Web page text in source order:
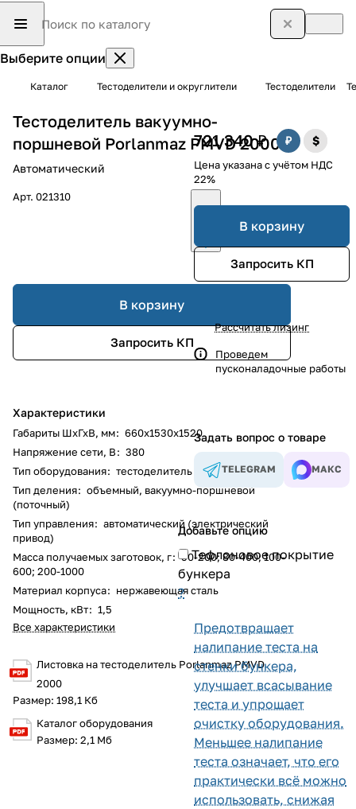
Выберите опции
Каталог Тестоделители и округлители Тестоделители
Тестоделитель вакуумно-
поршневой Porlanmaz PMVD 2000
Автоматический
Арт. 021310
В корзину
Запросить КП
Характеристики
Габариты ШхГхВ, мм: 660x1530x1520
Напряжение сети, В: 380
Тип оборудования: тестоделитель
Тип деления: объемный, вакуумно-поршневой
(поточный)
Тип управления: автоматический (электрический
привод)
Масса получаемых заготовок, г: 50-200; 80-400; 100-
600; 200-1000
Материал корпуса: нержавеющая сталь
Мощность, кВт: 1,5
Все характеристики
Листовка на тестоделитель Porlanmaz PMVD
2000
Размер: 198,1 Кб
Каталог оборудования
Размер: 2,1 Мб
721 340 ₽
Цена указана с учётом НДС
22%
В корзину
Запросить КП
Рассчитать лизинг
Проведем
пусконаладочные работы
Задать вопрос о товаре
TELEGRAM МАКС
Добавьте опцию
Тефлоновое покрытие
бункера
?
Предотвращает
налипание теста на
стенки бункера,
улучшает всасывание
теста и упрощает
очистку оборудования.
Меньшее налипание
теста означает, что его
практически всё можно
использовать, снижая